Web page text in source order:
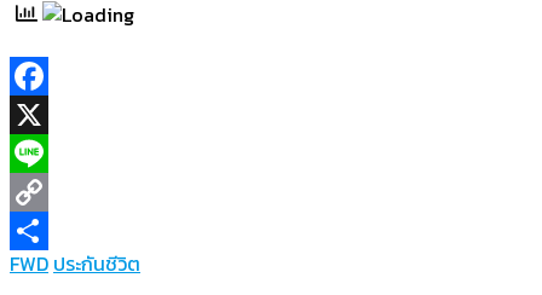
Facebook
X
Line
Copy
Link
Share
FWD ประกันชีวิต